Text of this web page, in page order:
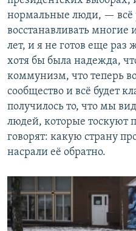
нормальные люди, — всё
восстанавливать
лет, и я не готов еще раз
хотя бы была надежда,
коммунизм, что теперь
сообщество и всё будет
получилось то, что мы
людей, которые тоскуют
говорят: какую страну
насрали её обратно.